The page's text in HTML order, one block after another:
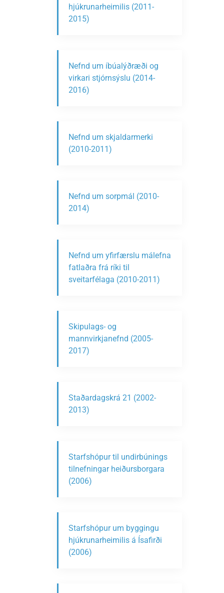
hjúkrunarheimilis (2011-
2015)
Nefnd um íbúalýðræði og
virkari stjórnsýslu (2014-
2016)
Nefnd um skjaldarmerki
(2010-2011)
Nefnd um sorpmál (2010-
2014)
Nefnd um yfirfærslu málefna
fatlaðra frá ríki til
sveitarfélaga (2010-2011)
Skipulags- og
mannvirkjanefnd (2005-
2017)
Staðardagskrá 21 (2002-
2013)
Starfshópur til undirbúnings
tilnefningar heiðursborgara
(2006)
Starfshópur um byggingu
hjúkrunarheimilis á Ísafirði
(2006)